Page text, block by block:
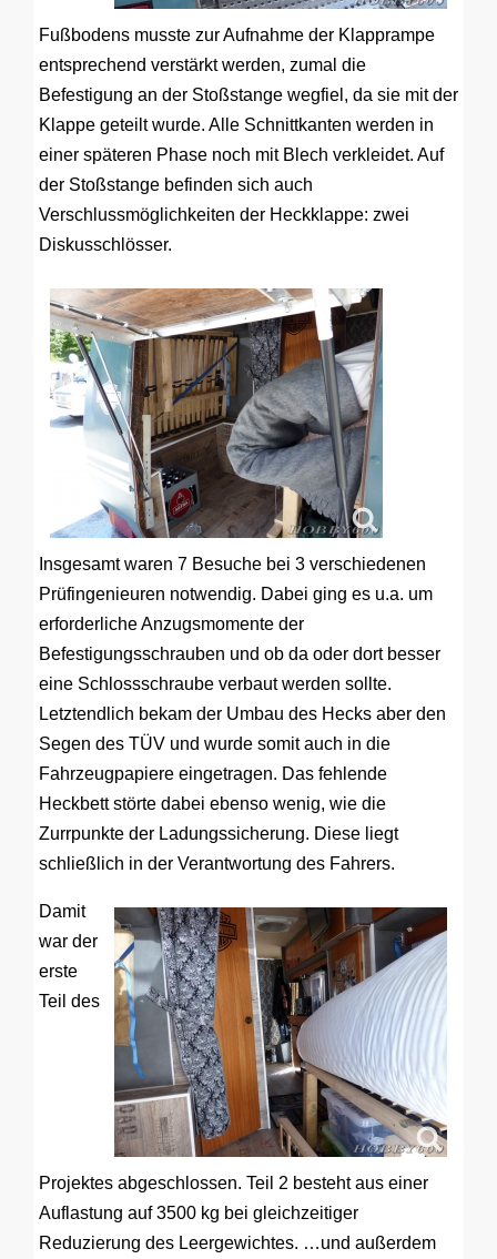
Fußbodens musste zur Aufnahme der Klapprampe
entsprechend verstärkt werden, zumal die
Befestigung an der Stoßstange wegfiel, da sie mit der
Klappe geteilt wurde. Alle Schnittkanten werden in
einer späteren Phase noch mit Blech verkleidet. Auf
der Stoßstange befinden sich auch
Verschlussmöglichkeiten der Heckklappe: zwei
Diskusschlösser.
Insgesamt waren 7 Besuche bei 3 verschiedenen
Prüfingenieuren notwendig. Dabei ging es u.a. um
erforderliche Anzugsmomente der
Befestigungsschrauben und ob da oder dort besser
eine Schlossschraube verbaut werden sollte.
Letztendlich bekam der Umbau des Hecks aber den
Segen des TÜV und wurde somit auch in die
Fahrzeugpapiere eingetragen. Das fehlende
Heckbett störte dabei ebenso wenig, wie die
Zurrpunkte der Ladungssicherung. Diese liegt
schließlich in der Verantwortung des Fahrers.
Damit
war der
erste
Teil des
Projektes abgeschlossen. Teil 2 besteht aus einer
Auflastung auf 3500 kg bei gleichzeitiger
Reduzierung des Leergewichtes. …und außerdem